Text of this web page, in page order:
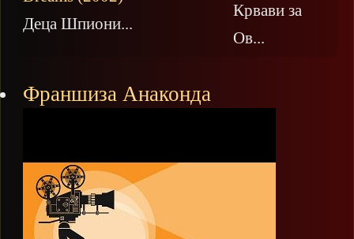
Деца Шпиони...
Крвави за
Ов...
Франшиза Анаконда